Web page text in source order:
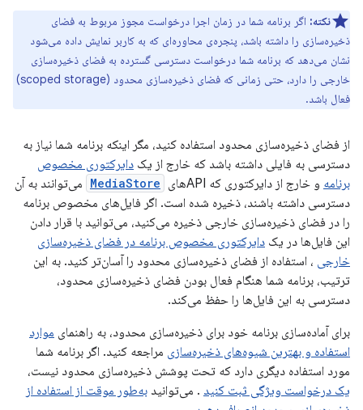
نکته: اگر برنامه شما در زمان اجرا درخواست مجوز مربوط به فضای
ذخیره‌سازی را داشته باشد، پنجره‌ی محاوره‌ای که به کاربر نمایش داده می‌شود
نشان می‌دهد که برنامه شما درخواست دسترسی گسترده به فضای ذخیره‌سازی
خارجی را دارد، حتی زمانی که فضای ذخیره‌سازی محدود (scoped storage)
فعال باشد.
از فضای ذخیره‌سازی محدود استفاده کنید، مگر اینکه برنامه شما نیاز به
دسترسی به فایلی داشته باشد که خارج از یک دایرکتوری مخصوص
برنامه و خارج از دایرکتوری که APIهای MediaStore می‌توانند به آن
دسترسی داشته باشند، ذخیره شده است. اگر فایل‌های مخصوص برنامه
را در فضای ذخیره‌سازی خارجی ذخیره می‌کنید، می‌توانید با قرار دادن
این فایل‌ها در یک دایرکتوری مخصوص برنامه در فضای ذخیره‌سازی
خارجی ، استفاده از فضای ذخیره‌سازی محدود را آسان‌تر کنید. به این
ترتیب، برنامه شما هنگام فعال بودن فضای ذخیره‌سازی محدود،
دسترسی به این فایل‌ها را حفظ می‌کند.
برای آماده‌سازی برنامه خود برای ذخیره‌سازی محدود، به راهنمای موارد
استفاده و بهترین شیوه‌های ذخیره‌سازی مراجعه کنید. اگر برنامه شما
مورد استفاده دیگری دارد که تحت پوشش ذخیره‌سازی محدود نیست،
یک درخواست ویژگی ثبت کنید . می‌توانید به‌طور موقت از استفاده از